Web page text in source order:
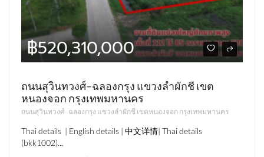
฿520,310,000
ถนนสุวินทวงศ์–ฉลองกรุง แขวงลำผักชี เขต
หนองจอก กรุงเทพมหานคร
ถนนสุวินทวงศ์–ฉลองกรุง แขวงลำผักชี เขตหนองจอก กรุงเทพมหานคร
Thai details | English details | 中文详情| Thai details
(bkk1002)...